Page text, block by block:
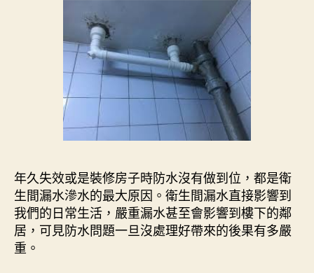
年久失效或是裝修房子時防水沒有做到位，都是衛
生間漏水滲水的最大原因。衛生間漏水直接影響到
我們的日常生活，嚴重漏水甚至會影響到樓下的鄰
居，可見防水問題一旦沒處理好帶來的後果有多嚴
重。